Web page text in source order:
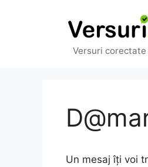
Versuri
Un mesaj îți voi